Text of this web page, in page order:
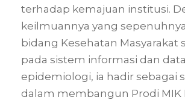
terhadap kemajuan institusi.
keilmuannya yang
bidang Kesehatan Masyarakat
pada sistem informasi dan data
epidemiologi, ia hadir sebagai
dalam membangun Prodi MIK